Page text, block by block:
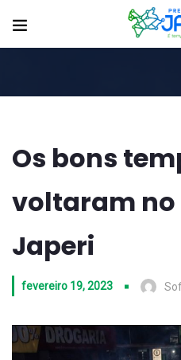
Os bons
voltaram no
Japeri
fevereiro 19, 2023